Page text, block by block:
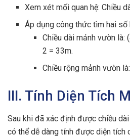
Xem xét mối quan hệ: Chiều
Áp dụng công thức tìm hai số
Chiều dài mảnh vườn
2 = 33m.
Chiều rộng mảnh vườn
III. Tính Diện Tích
Sau khi đã xác định được chiều
có thể dễ dàng tính được diện tích